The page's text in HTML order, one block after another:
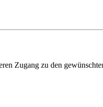
Zugang zu den